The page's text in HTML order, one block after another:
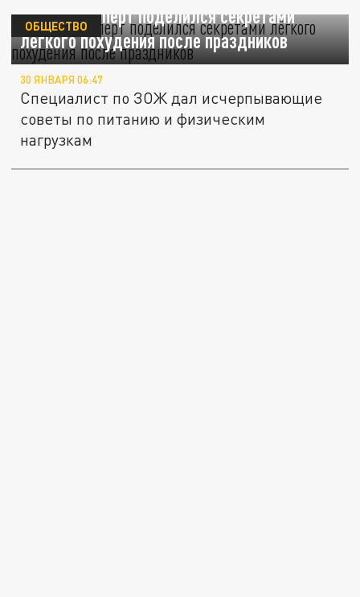
Фитнес-эксперт поделился секретами
лёгкого похудения после праздников
ОБЩЕСТВО
30 ЯНВАРЯ 06:47
Специалист по ЗОЖ дал исчерпывающие
советы по питанию и физическим
нагрузкам